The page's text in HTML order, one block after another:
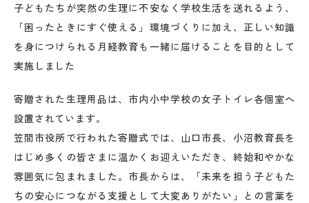
子どもたちが突然の生理に不安なく学校生活を送れるよう、
「困ったときにすぐ使える」環境づくりに加え、正しい知識
を身につけられる月経教育も一緒に届けることを目的として
実施しました
寄贈された生理用品は、市内小中学校の女子トイレ各個室へ
設置されています。
笠間市役所で行われた寄贈式では、山口市長、小沼教育長を
はじめ多くの皆さまに温かくお迎えいただき、終始和やかな
雰囲気に包まれました。市長からは、「未来を担う子どもた
ちの安心につながる支援として大変ありがたい」との言葉を